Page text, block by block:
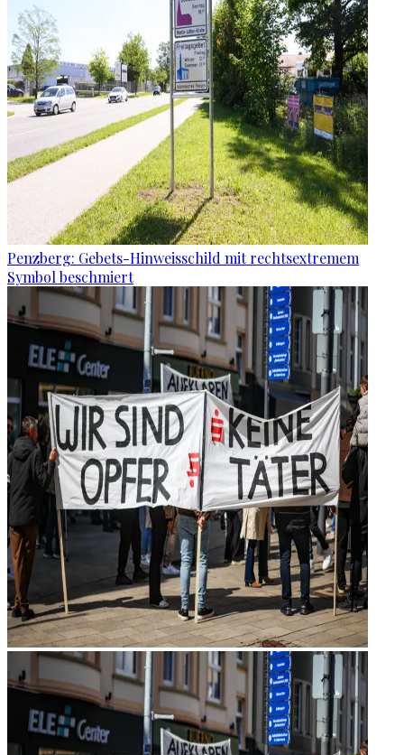
Penzberg: Gebets-Hinweisschild mit rechtsextremem
Symbol beschmiert